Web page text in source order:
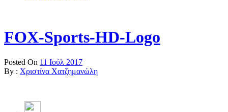
FOX-Sports-HD-Logo
Posted On 11 Ιούλ 2017
By : Χριστίνα Χατζημανώλη